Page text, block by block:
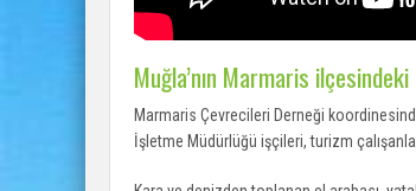
Muğla’nın Marmaris
Marmaris Çevrecileri Derneği
İşletme Müdürlüğü işçileri, turizm